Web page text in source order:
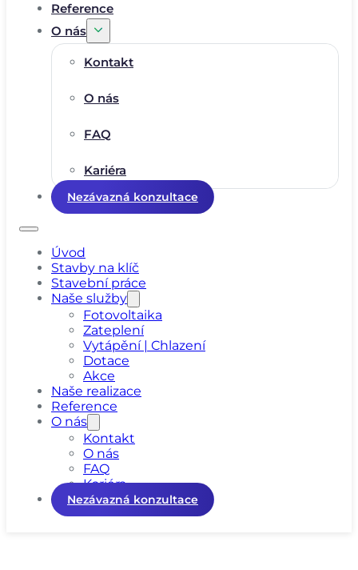
Reference
O nás
Kontakt
O nás
FAQ
Kariéra
Nezávazná konzultace
Úvod
Stavby na klíč
Stavební práce
Naše služby
Fotovoltaika
Zateplení
Vytápění | Chlazení
Dotace
Akce
Naše realizace
Reference
O nás
Kontakt
O nás
FAQ
Kariéra
Nezávazná konzultace